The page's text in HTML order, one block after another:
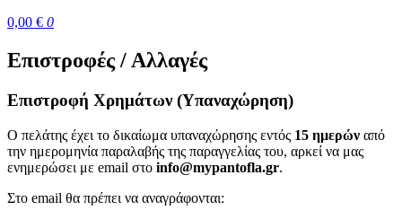
0,00 € 0
Επιστροφές / Αλλαγές
Επιστροφή Χρημάτων (Υπαναχώρηση)
Ο πελάτης έχει το δικαίωμα υπαναχώρησης εντός 15 ημερών από
την ημερομηνία παραλαβής της παραγγελίας του, αρκεί να μας
ενημερώσει με email στο info@mypantofla.gr.
Στο email θα πρέπει να αναγράφονται: